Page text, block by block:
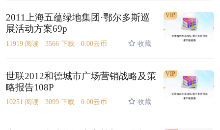
2011上海五蕴绿地集团·鄂尔多斯巡
展活动方案69p
11919 阅读 · 3566 下载 · 0.00云币 收藏
VIP
世联2012和德城市广场营销战略及策
略报告108P
10251 阅读 · 3099 下载 · 0.00云币 收藏
VIP